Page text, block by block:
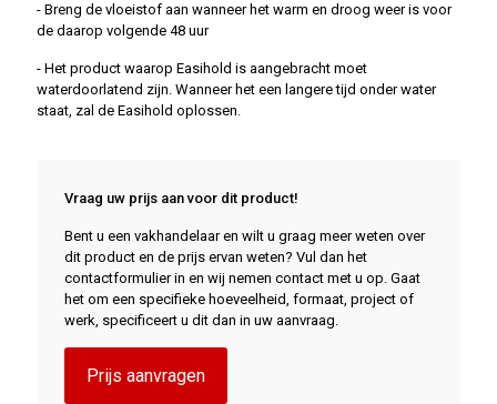
- Breng de vloeistof aan wanneer het warm en droog weer is voor
de daarop volgende 48 uur
- Het product waarop Easihold is aangebracht moet
waterdoorlatend zijn. Wanneer het een langere tijd onder water
staat, zal de Easihold oplossen.
Vraag uw prijs aan voor dit product!
Bent u een vakhandelaar en wilt u graag meer weten over
dit product en de prijs ervan weten? Vul dan het
contactformulier in en wij nemen contact met u op. Gaat
het om een specifieke hoeveelheid, formaat, project of
werk, specificeert u dit dan in uw aanvraag.
Prijs aanvragen